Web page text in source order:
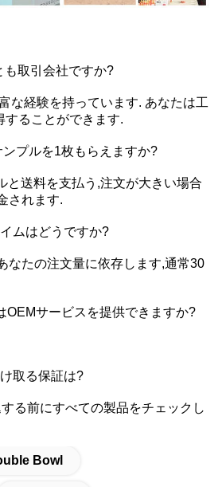
も取引会社ですか?
な経験を持っています. あなたは工
することができます.
プルを1枚もらえますか?
と送料を支払う,注文が大きい場合
されます.
ムはどうですか?
なたの注文量に依存します,通常30
OEMサービスを提供できますか?
取る保証は?
る前にすべての製品をチェックし
Bowl